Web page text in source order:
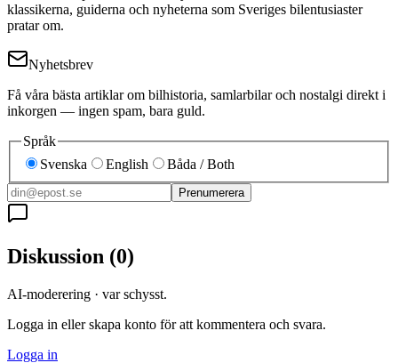
klassikerna, guiderna och nyheterna som Sveriges bilentusiaster
pratar om.
Nyhetsbrev
Få våra bästa artiklar om bilhistoria, samlarbilar och nostalgi direkt i
inkorgen — ingen spam, bara guld.
Språk
Svenska
English Båda / Both
Prenumerera
Diskussion (0)
AI-moderering · var schysst.
Logga in eller skapa konto för att kommentera och svara.
Logga in